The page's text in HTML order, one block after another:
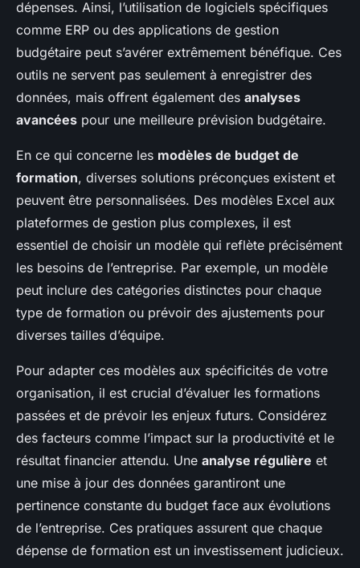
dépenses. Ainsi, l’utilisation de logiciels spécifiques
comme ERP ou des applications de gestion
budgétaire peut s’avérer extrêmement bénéfique. Ces
outils ne servent pas seulement à enregistrer des
données, mais offrent également des analyses
avancées pour une meilleure prévision budgétaire.
En ce qui concerne les modèles de budget de
formation, diverses solutions préconçues existent et
peuvent être personnalisées. Des modèles Excel aux
plateformes de gestion plus complexes, il est
essentiel de choisir un modèle qui reflète précisément
les besoins de l’entreprise. Par exemple, un modèle
peut inclure des catégories distinctes pour chaque
type de formation ou prévoir des ajustements pour
diverses tailles d’équipe.
Pour adapter ces modèles aux spécificités de votre
organisation, il est crucial d’évaluer les formations
passées et de prévoir les enjeux futurs. Considérez
des facteurs comme l’impact sur la productivité et le
résultat financier attendu. Une analyse régulière et
une mise à jour des données garantiront une
pertinence constante du budget face aux évolutions
de l’entreprise. Ces pratiques assurent que chaque
dépense de formation est un investissement judicieux.